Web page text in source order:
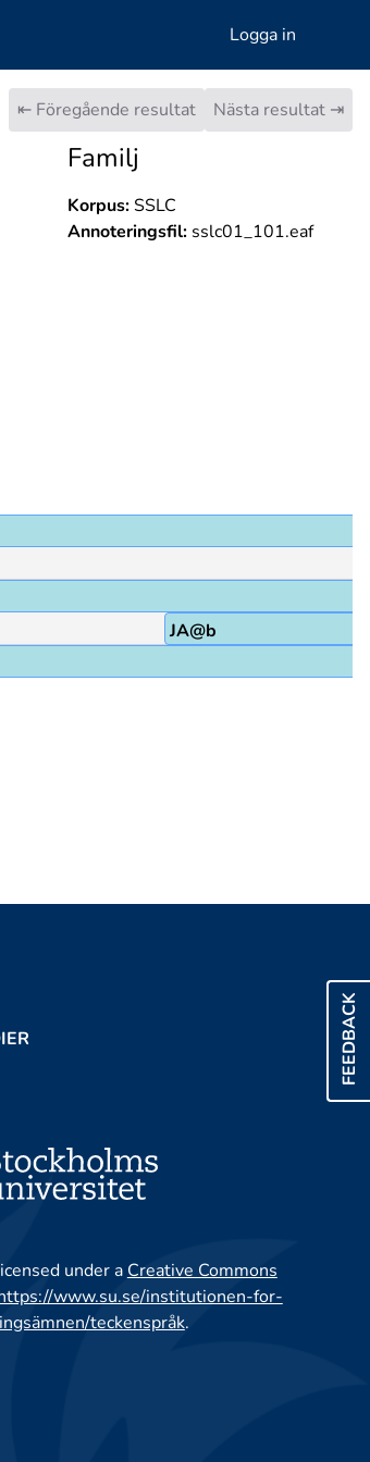
Logga in
⇤ Föregående resultat Nästa resultat ⇥
Familj
Korpus:SSLC
Annoteringsfil:sslc01_101.eaf
JA@b
FEEDBACK
under a Creative Commons
www.su.se/institutionen-for-
teckenspråk.